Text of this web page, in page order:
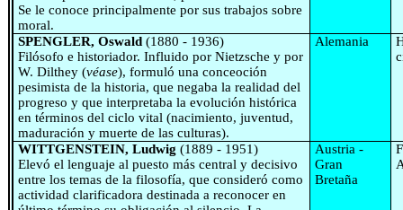
Se le conoce principalmente por sus trabajos sobre
moral.
SPENGLER, Oswald(1880 - 1936)
Filósofo e historiador. Influido por Nietzsche y por
W. Dilthey (véase), formuló una conceoción
pesimista de la historia, que negaba la realidad del
progreso y que interpretaba la evolución histórica
en términos del ciclo vital (nacimiento, juventud,
maduración y muerte de las culturas).
Alemania
WITTGENSTEIN, Ludwig (1889 - 1951)
Elevó el lenguaje al puesto más central y decisivo
entre los temas de la filosofía, que consideró como
actividad clarificadora destinada a reconocer en
Austria -
Gran
Bretaña